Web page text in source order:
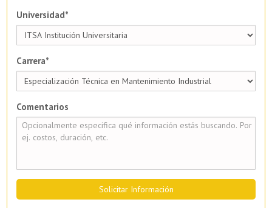
Universidad*
Carrera*
Comentarios
Solicitar Información